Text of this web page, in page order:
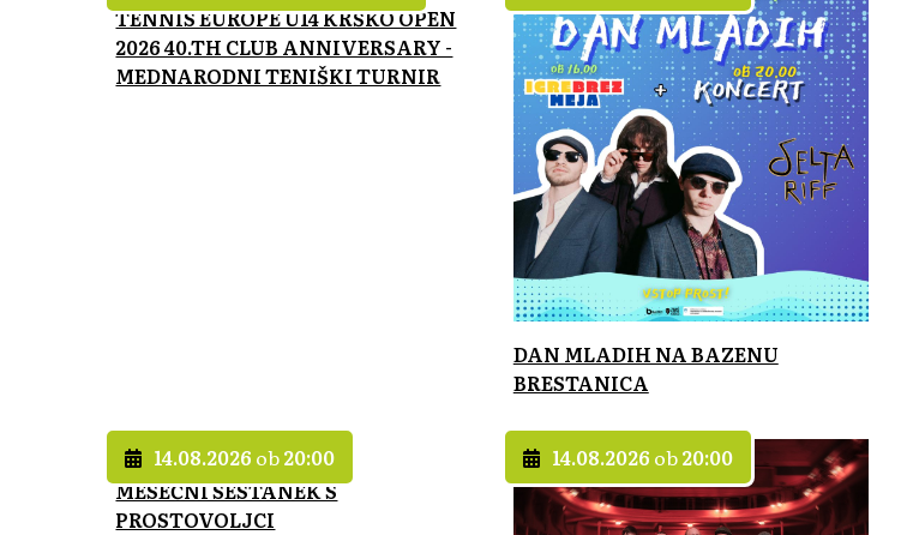
TENNIS EUROPE U14 KRŠKO OPEN
2026 40.TH CLUB ANNIVERSARY -
MEDNARODNI TENIŠKI TURNIR
DAN MLADIH NA BAZENU
BRESTANICA
14.08.2026 ob20:00
MESEČNI SESTANEK S
PROSTOVOLJCI
14.08.2026 ob20:00